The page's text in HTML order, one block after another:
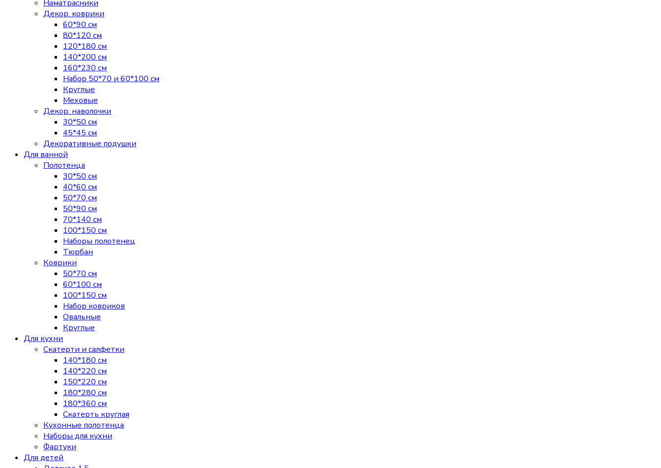
Наматрасники
Декор. коврики
60*90 см
80*120 см
120*180 см
140*200 см
160*230 см
Набор 50*70 и 60*100 см
Круглые
Меховые
Декор. наволочки
30*50 см
45*45 см
Декоративные подушки
Для ванной
Полотенца
30*50 см
40*60 см
50*70 см
50*90 см
70*140 см
100*150 см
Наборы полотенец
Тюрбан
Коврики
50*70 см
60*100 см
100*150 см
Набор ковриков
Овальные
Круглые
Для кухни
Скатерти и салфетки
140*180 см
140*220 см
150*220 см
180*280 см
180*360 см
Скатерть круглая
Кухонные полотенца
Наборы для кухни
Фартуки
Для детей